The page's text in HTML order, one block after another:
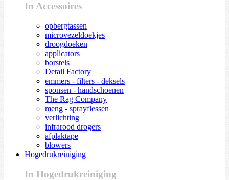
In Accessoires
opbergtassen
microvezeldoekjes
droogdoeken
applicators
borstels
Detail Factory
emmers - filters - deksels
sponsen - handschoenen
The Rag Company
meng - sprayflessen
verlichting
infrarood drogers
afplaktape
blowers
Hogedrukreiniging
In Hogedrukreiniging